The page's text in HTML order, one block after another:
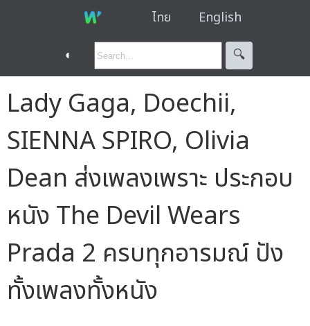
ไทย English
◐ 🔍︎
Lady Gaga, Doechii,
SIENNA SPIRO, Olivia
Dean ส่งเพลงเพราะ ประกอบ
หนัง The Devil Wears
Prada 2 ครบทุกอารมณ์ ปัง
ทั้งเพลงทั้งหนัง